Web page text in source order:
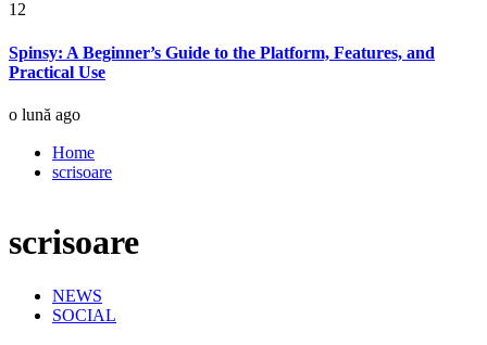
12
Spinsy: A Beginner’s Guide to the Platform, Features, and
Practical Use
o lună ago
Home
scrisoare
scrisoare
NEWS
SOCIAL